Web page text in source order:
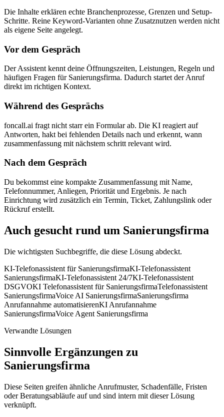
Die Inhalte erklären echte Branchenprozesse, Grenzen und Setup-
Schritte. Reine Keyword-Varianten ohne Zusatznutzen werden nicht
als eigene Seite angelegt.
Vor dem Gespräch
Der Assistent kennt deine Öffnungszeiten, Leistungen, Regeln und
häufigen Fragen für Sanierungsfirma. Dadurch startet der Anruf
direkt im richtigen Kontext.
Während des Gesprächs
foncall.ai fragt nicht starr ein Formular ab. Die KI reagiert auf
Antworten, hakt bei fehlenden Details nach und erkennt, wann
zusammenfassung mit nächstem schritt relevant wird.
Nach dem Gespräch
Du bekommst eine kompakte Zusammenfassung mit Name,
Telefonnummer, Anliegen, Priorität und Ergebnis. Je nach
Einrichtung wird zusätzlich ein Termin, Ticket, Zahlungslink oder
Rückruf erstellt.
Auch gesucht rund um Sanierungsfirma
Die wichtigsten Suchbegriffe, die diese Lösung abdeckt.
KI-Telefonassistent für SanierungsfirmaKI-Telefonassistent
SanierungsfirmaKI-Telefonassistent 24/7KI-Telefonassistent
DSGVOKI Telefonassistent für SanierungsfirmaTelefonassistent
SanierungsfirmaVoice AI SanierungsfirmaSanierungsfirma
Anrufannahme automatisierenKI Anrufannahme
SanierungsfirmaVoice Agent Sanierungsfirma
Verwandte Lösungen
Sinnvolle Ergänzungen zu
Sanierungsfirma
Diese Seiten greifen ähnliche Anrufmuster, Schadenfälle, Fristen
oder Beratungsabläufe auf und sind intern mit dieser Lösung
verknüpft.